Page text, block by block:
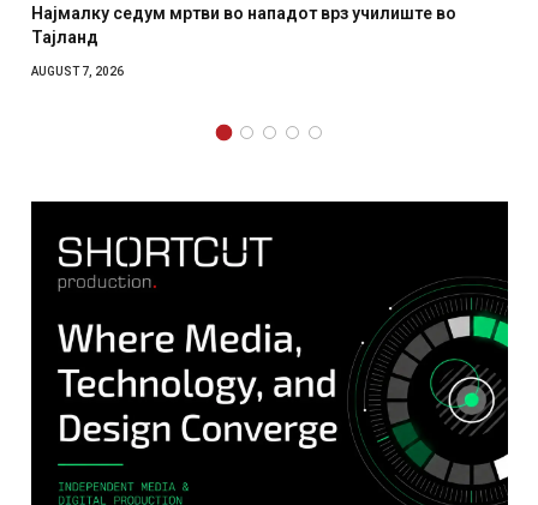
врз училиште во
СОЗИС: Украинците повеќе им